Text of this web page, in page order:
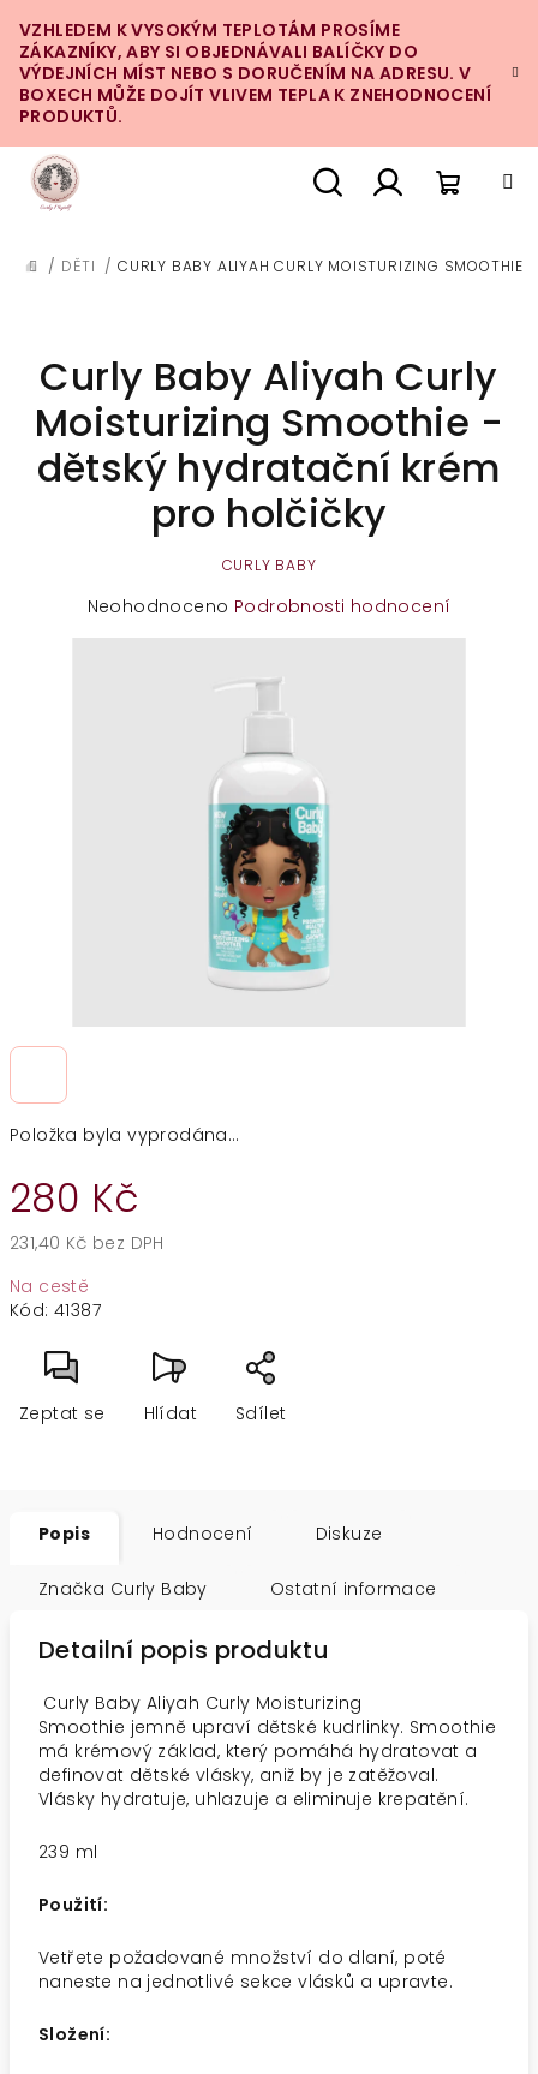
na
obsah
VZHLEDEM K VYSOKÝM TEPLOTÁM PROSÍME
ZÁKAZNÍKY, ABY SI OBJEDNÁVALI BALÍČKY DO
VÝDEJNÍCH MÍST NEBO S DORUČENÍM NA ADRESU. V
BOXECH MŮŽE DOJÍT VLIVEM TEPLA K ZNEHODNOCENÍ
PRODUKTŮ.
DOMŮ
/ DĚTI / CURLY BABY ALIYAH CURLY MOISTURIZING SMOOTHIE
Položka byla vyprodána…
280 Kč
231,40 Kč bez DPH
cena:
Na cestě
Kód: 41387
Zeptat se Hlídat Sdílet
Curly Baby Aliyah Curly
Moisturizing Smoothie -
dětský hydratační krém
pro holčičky
CURLY BABY
Průměrné
Neohodnoceno Podrobnosti hodnocení
Popis Hodnocení Diskuze
Značka Curly Baby Ostatní informace
Detailní popis produktu
Curly Baby Aliyah Curly Moisturizing
Smoothie jemně upraví dětské kudrlinky. Smoothie
má krémový základ, který pomáhá hydratovat a
definovat dětské vlásky, aniž by je zatěžoval.
Vlásky hydratuje, uhlazuje a eliminuje krepatění.
239 ml
Použití:
Vetřete požadované množství do dlaní, poté
naneste na jednotlivé sekce vlásků a upravte.
Složení: